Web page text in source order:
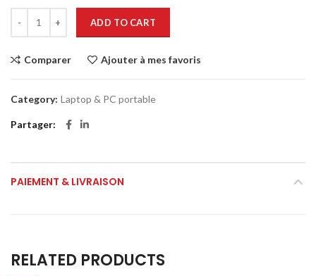
ADD TO CART
Comparer Ajouter à mes favoris
Category: Laptop & PC portable
Partager
PAIEMENT & LIVRAISON
RELATED PRODUCTS